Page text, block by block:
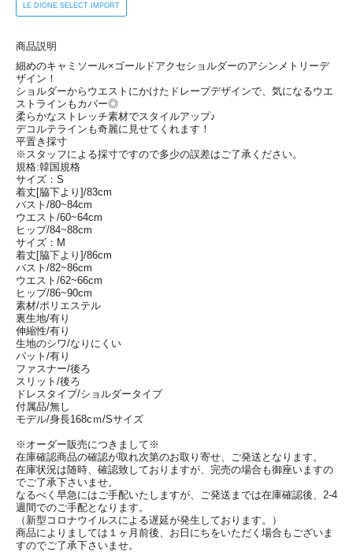
LE DIONE SELECT IMPORT
商品説明
細めのキャミソール×ゴールドアクセショルダーのアシンメトリーデ
ザイン！
ショルダーからウエストにかけたドレープデザインで、気になるウエ
ストラインもカバー◎
柔らかなストレッチ素材でスタイルアップ♪
デコルテラインも奇麗に見せてくれます！
平置き採寸
※スタッフによる採寸ですので多少の誤差はご了承ください。
規格:韓国規格
サイズ：S
着丈[脇下より]/83cm
バスト/80~84cm
ウエスト/60~64cm
ヒップ/84~88cm
サイズ：M
着丈[脇下より]/86cm
バスト/82~86cm
ウエスト/62~66cm
ヒップ/86~90cm
素材/ポリエステル
裏生地/有り
伸縮性/有り
生地のシワ/なりにくい
パット/有り
ファスナー/後ろ
スリット/後ろ
ドレスタイプ/ショルダータイプ
付属品/無し
モデル/身長168cｍ/Sサイズ
※オーダー販売につきまして※
在庫確認商品の確認が取れ次第のお取り寄せ、ご発送となります。
在庫状況は随時、確認致しておりますが、完売の場合も御座いますの
でご了承下さいませ。
なるべく早急にはご手配いたしますが、ご発送までは在庫確認後、2-4
週間でのご手配となります。
（新型コロナウイルスによる遅延が発生しております。）
商品によりましては１ヶ月前後、お日にちをいただく場合もございま
すのでご了承下さいませ。